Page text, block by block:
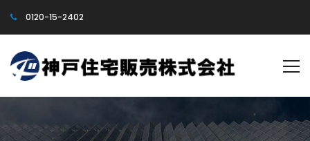
0120-15-2402